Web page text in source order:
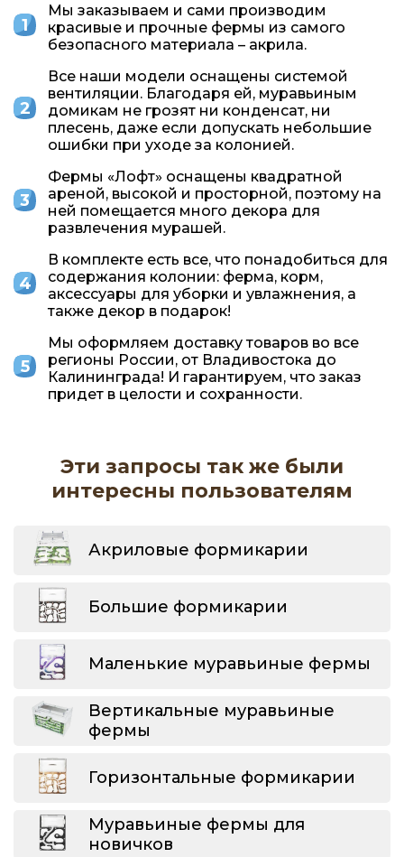
Мы заказываем и сами производим
красивые и прочные фермы из самого
безопасного материала – акрила.
Все наши модели оснащены системой
вентиляции. Благодаря ей, муравьиным
домикам не грозят ни конденсат, ни
плесень, даже если допускать небольшие
ошибки при уходе за колонией.
Фермы «Лофт» оснащены квадратной
ареной, высокой и просторной, поэтому на
ней помещается много декора для
развлечения мурашей.
В комплекте есть все, что понадобиться для
содержания колонии: ферма, корм,
аксессуары для уборки и увлажнения, а
также декор в подарок!
Мы оформляем доставку товаров во все
регионы России, от Владивостока до
Калининграда! И гарантируем, что заказ
придет в целости и сохранности.
Эти запросы так же были
интересны пользователям
Акриловые формикарии
Большие формикарии
Маленькие муравьиные фермы
Вертикальные муравьиные
фермы
Горизонтальные формикарии
Муравьиные фермы для
новичков